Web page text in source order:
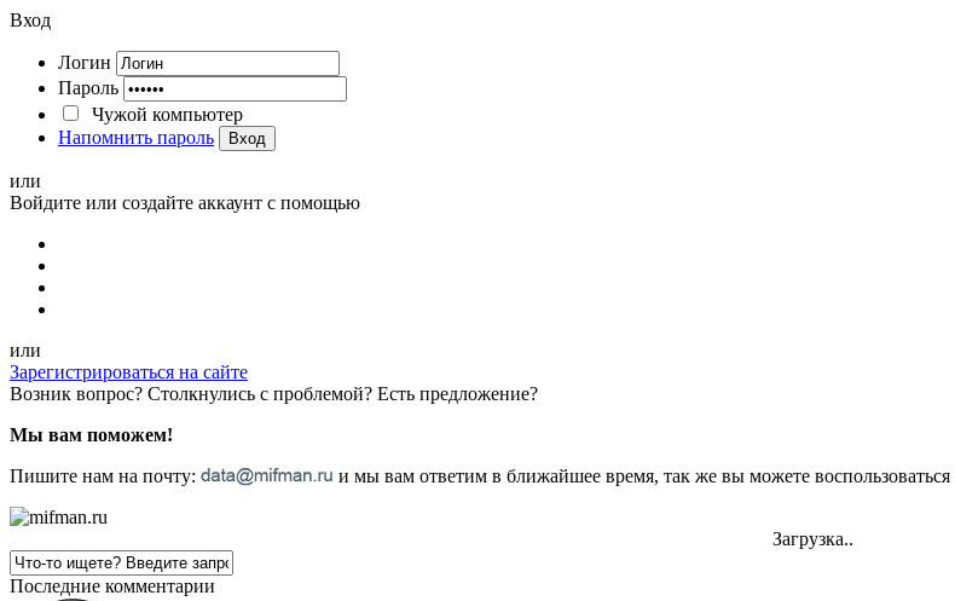
Вход
Логин
Пароль
Чужой компьютер
Напомнить пароль
Вход
или
Войдите или создайте аккаунт с помощью
или
Зарегистрироваться на сайте
Возник вопрос? Столкнулись с проблемой? Есть предложение?
Мы вам поможем!
Пишите нам на почту:
и мы вам ответим в ближайшее время, так же вы можете
Загрузка..
Последние комментарии